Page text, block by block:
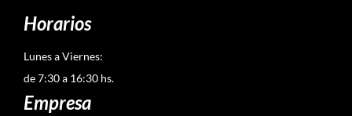
Horarios
Lunes a Viernes:
de 7:30 a 16:30 hs.
Empresa